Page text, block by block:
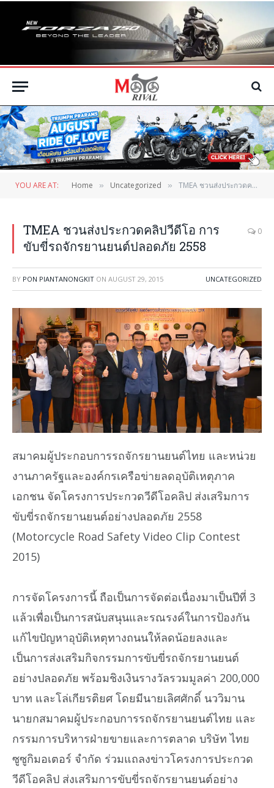
YOU ARE AT: Home » Uncategorized » TMEA ชวนส่งประกวดคลิปวีดีโอ การขับขี่รถจักรยานยนต์ปลอดภัย 2558
TMEA ชวนส่งประกวดคลิปวีดีโอ การ
ขับขี่รถจักรยานยนต์ปลอดภัย 2558
0
BY PON PIANTANONGKIT ON AUGUST 29, 2015 UNCATEGORIZED
สมาคมผู้ประกอบการรถจักรยานยนต์ไทย และหน่วย
งานภาครัฐและองค์กรเครือข่ายลดอุบัติเหตุภาค
เอกชน จัดโครงการประกวดวีดีโอคลิป ส่งเสริมการ
ขับขี่รถจักรยานยนต์อย่างปลอดภัย 2558
(Motorcycle Road Safety Video Clip Contest
2015)
การจัดโครงการนี้ ถือเป็นการจัดต่อเนื่องมาเป็นปีที่ 3
แล้วเพื่อเป็นการสนับสนุนและรณรงค์ในการป้องกัน
แก้ไขปัญหาอุบัติเหตุทางถนนให้ลดน้อยลงและ
เป็นการส่งเสริมกิจกรรมการขับขี่รถจักรยานยนต์
อย่างปลอดภัย พร้อมชิงเงินรางวัลรวมมูลค่า 200,000
บาท และโล่เกียรติยศ โดยมีนายเลิศศักดิ์ นววิมาน
นายกสมาคมผู้ประกอบการรถจักรยานยนต์ไทย และ
กรรมการบริหารฝ่ายขายและการตลาด บริษัท ไทย
ซูซูกิมอเตอร์ จำกัด ร่วมแถลงข่าวโครงการประกวด
วีดีโอคลิป ส่งเสริมการขับขี่รถจักรยานยนต์อย่าง